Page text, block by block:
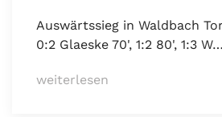
Auswärtssieg in Waldbach
0:2 Glaeske 70', 1:2 80', 1:3 W…
weiterlesen